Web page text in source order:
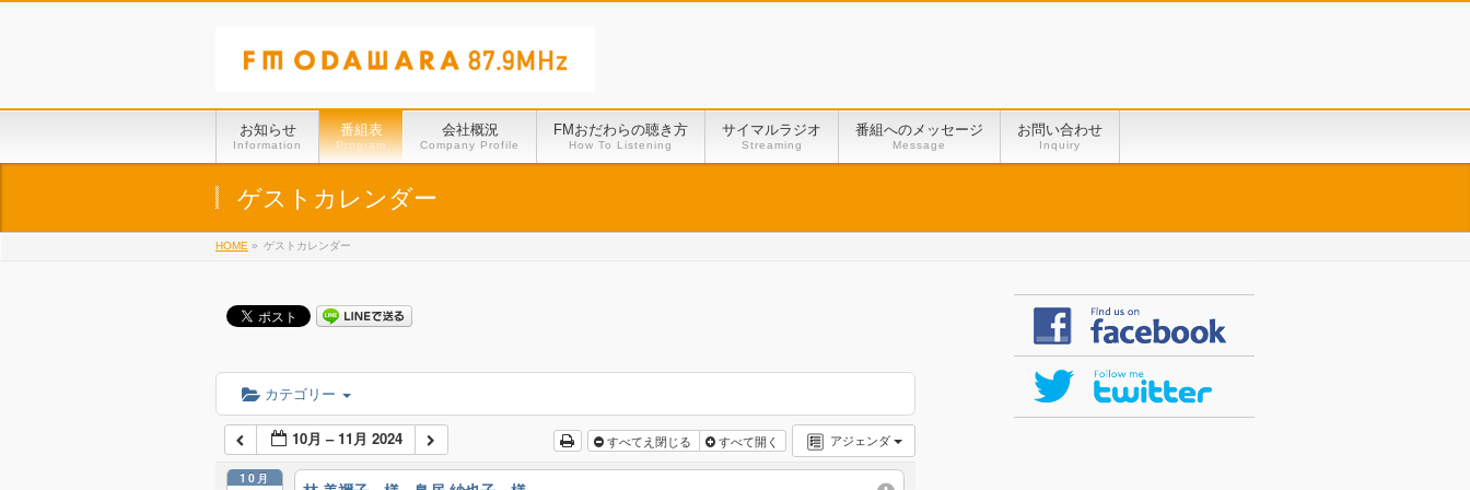
お知らせ
Information
番組表
Program
会社概況
Company Profile
FMおだわらの聴き方
How To Listening
サイマルラジオ
Streaming
番組へのメッセージ
Message
お問い合わせ
Inquiry
ゲストカレンダー
HOME » ゲストカレンダー
カテゴリー
アジェンダ
10月 – 11月 2024 すべてえ閉じる すべて開く
10月